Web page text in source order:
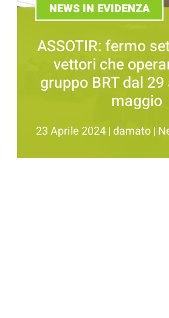
NEWS IN EVIDENZA
ASSOTIR: fermo
vettori che
gruppo BRT dal
maggio
23 Aprile 2024|damato|